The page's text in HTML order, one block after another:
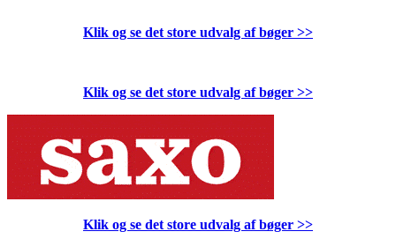
Klik og se det store udvalg af bøger >>
Klik og se det store udvalg af bøger >>
Klik og se det store udvalg af bøger >>